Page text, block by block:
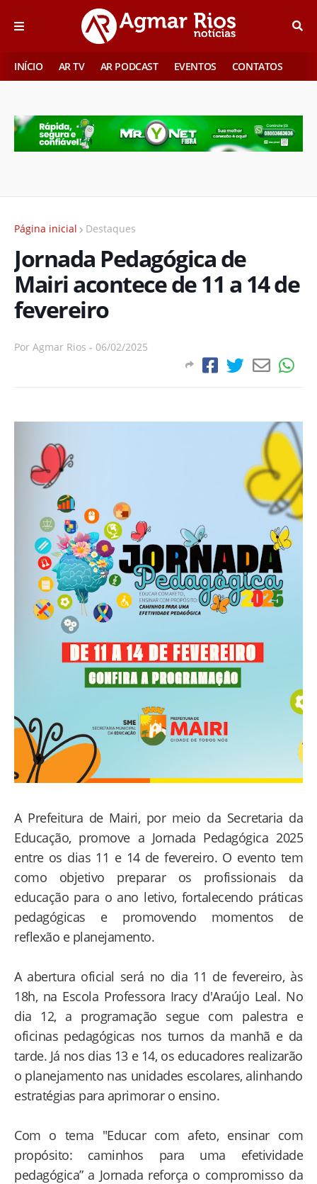
INÍCIO AR TV AR PODCAST EVENTOS CONTATOS
Página inicial Destaques
Jornada Pedagógica de
Mairi acontece de 11 a 14 de
fevereiro
Por Agmar Rios - 06/02/2025
A Prefeitura de Mairi, por meio da Secretaria da
Educação, promove a Jornada Pedagógica 2025
entre os dias 11 e 14 de fevereiro. O evento tem
como objetivo preparar os profissionais da
educação para o ano letivo, fortalecendo práticas
pedagógicas e promovendo momentos de
reflexão e planejamento.
A abertura oficial será no dia 11 de fevereiro, às
18h, na Escola Professora Iracy d'Araújo Leal. No
dia 12, a programação segue com palestra e
oficinas pedagógicas nos turnos da manhã e da
tarde. Já nos dias 13 e 14, os educadores realizarão
o planejamento nas unidades escolares, alinhando
estratégias para aprimorar o ensino.
Com o tema "Educar com afeto, ensinar com
propósito: caminhos para uma efetividade
pedagógica” a Jornada reforça o compromisso da